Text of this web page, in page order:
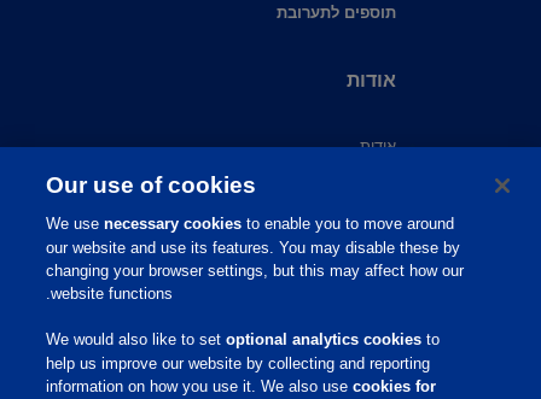
תוספים לתערובת
אודות
אודות
תמיכה מקצועית
מידע מקצועי
קריירה
Our use of cookies
We usenecessary cookies to enable you to move around
our website and use its features. You may disable these by
changing your browser settings, but this may affect how our
website functions.
We would also like to setoptional analytics cookies to
help us improve our website by collecting and reporting
information on how you use it. We also usecookies for